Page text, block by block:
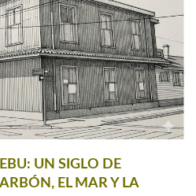
UN SIGLO DE
EL MAR Y LA